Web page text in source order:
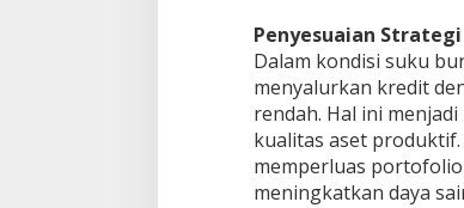
Penyesuaian
Dalam kondisi suku
menyalurkan kredit
rendah. Hal ini
kualitas aset
memperluas
meningkatkan daya